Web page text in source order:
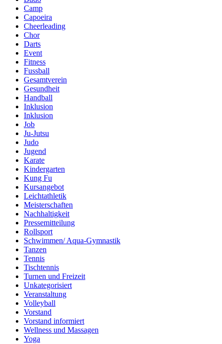
Camp
Capoeira
Cheerleading
Chor
Darts
Event
Fitness
Fussball
Gesamtverein
Gesundheit
Handball
Inklusion
Inklusion
Job
Ju-Jutsu
Judo
Jugend
Karate
Kindergarten
Kung Fu
Kursangebot
Leichtathletik
Meisterschaften
Nachhaltigkeit
Pressemitteilung
Rollsport
Schwimmen/ Aqua-Gymnastik
Tanzen
Tennis
Tischtennis
Turnen und Freizeit
Unkategorisiert
Veranstaltung
Volleyball
Vorstand
Vorstand informiert
Wellness und Massagen
Yoga